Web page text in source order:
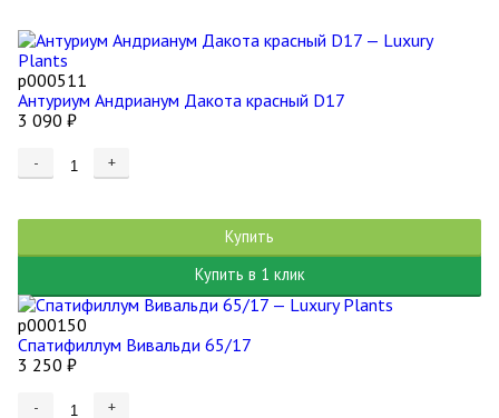
р000511
Антуриум Андрианум Дакота красный D17
3 090 ₽
- +
Купить
Купить в 1 клик
р000150
Спатифиллум Вивальди 65/17
3 250 ₽
- +